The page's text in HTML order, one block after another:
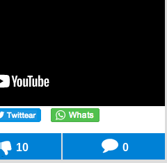
10 0